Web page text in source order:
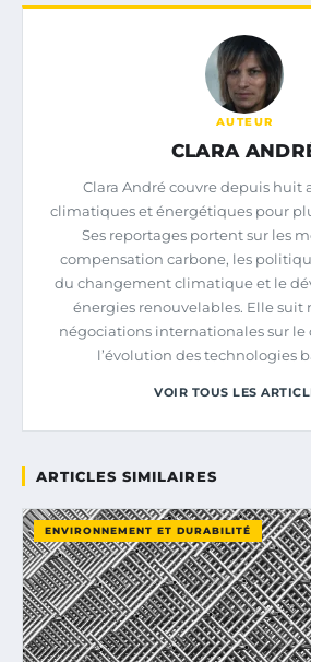
AUTEUR
CLARA
Clara André couvre depuis huit
climatiques et énergétiques pour
Ses reportages portent sur les
compensation carbone, les
du changement climatique et le
énergies renouvelables. Elle suit
négociations internationales sur le
l’évolution des technologies
VOIR TOUS LES
ARTICLES SIMILAIRES
ENVIRONNEMENT ET DURABILITÉ